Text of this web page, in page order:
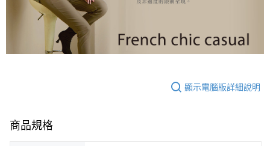
顯示電腦版詳細說明
商品規格